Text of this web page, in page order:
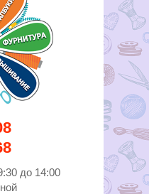
до 14:00
для